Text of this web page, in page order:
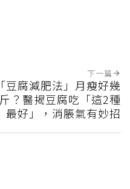
下一篇
「豆腐減肥法」月瘦好幾
斤？醫揭豆腐吃「這2種
最好」，消脹氣有妙招